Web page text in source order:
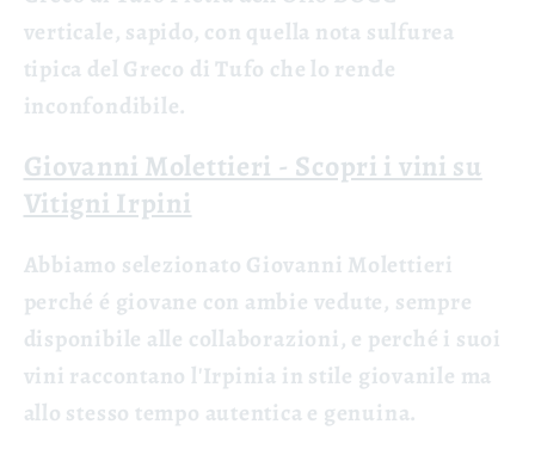
verticale, sapido, con quella nota sulfurea
tipica del Greco di Tufo che lo rende
inconfondibile.
Giovanni Molettieri - Scopri i vini su
Vitigni Irpini
Abbiamo selezionato Giovanni Molettieri
perché é giovane con ambie vedute, sempre
disponibile alle collaborazioni, e perché i suoi
vini raccontano l'Irpinia in stile giovanile ma
allo stesso tempo autentica e genuina.